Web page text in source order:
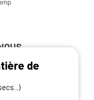
de